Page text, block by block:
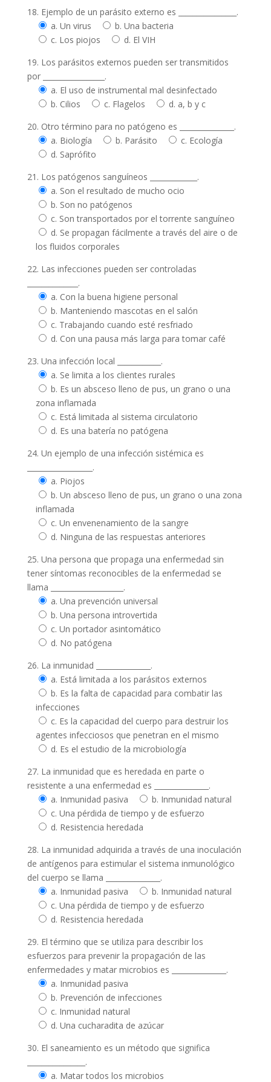
18. Ejemplo de un parásito externo es ________________.
a. Un virus
b. Una bacteria
c. Los piojos
d. El VIH
19. Los parásitos externos pueden ser transmitidos
por _________________.
a. El uso de instrumental mal desinfectado
b. Cilios
c. Flagelos
d. a, b y c
20. Otro término para no patógeno es _______________.
a. Biología
b. Parásito
c. Ecología
d. Saprófito
21. Los patógenos sanguíneos _____________.
a. Son el resultado de mucho ocio
b. Son no patógenos
c. Son transportados por el torrente sanguíneo
d. Se propagan fácilmente a través del aire o de
los fluidos corporales
22. Las infecciones pueden ser controladas
______________.
a. Con la buena higiene personal
b. Manteniendo mascotas en el salón
c. Trabajando cuando esté resfriado
d. Con una pausa más larga para tomar café
23. Una infección local ____________.
a. Se limita a los clientes rurales
b. Es un absceso lleno de pus, un grano o una
zona inflamada
c. Está limitada al sistema circulatorio
d. Es una batería no patógena
24. Un ejemplo de una infección sistémica es
__________________.
a. Piojos
b. Un absceso lleno de pus, un grano o una zona
inflamada
c. Un envenenamiento de la sangre
d. Ninguna de las respuestas anteriores
25. Una persona que propaga una enfermedad sin
tener síntomas reconocibles de la enfermedad se
llama ____________________.
a. Una prevención universal
b. Una persona introvertida
c. Un portador asintomático
d. No patógena
26. La inmunidad _______________.
a. Está limitada a los parásitos externos
b. Es la falta de capacidad para combatir las
infecciones
c. Es la capacidad del cuerpo para destruir los
agentes infecciosos que penetran en el mismo
d. Es el estudio de la microbiología
27. La inmunidad que es heredada en parte o
resistente a una enfermedad es _______________.
a. Inmunidad pasiva
b. Inmunidad natural
c. Una pérdida de tiempo y de esfuerzo
d. Resistencia heredada
28. La inmunidad adquirida a través de una inoculación
de antígenos para estimular el sistema inmunológico
del cuerpo se llama _______________.
a. Inmunidad pasiva
b. Inmunidad natural
c. Una pérdida de tiempo y de esfuerzo
d. Resistencia heredada
29. El término que se utiliza para describir los
esfuerzos para prevenir la propagación de las
enfermedades y matar microbios es _______________.
a. Inmunidad pasiva
b. Prevención de infecciones
c. Inmunidad natural
d. Una cucharadita de azúcar
30. El saneamiento es un método que significa
________________.
a. Matar todos los microbios